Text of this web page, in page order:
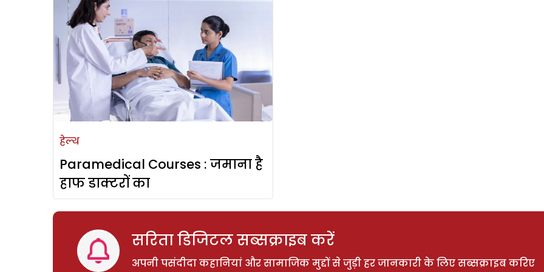
हेल्थ
Paramedical Courses : जमाना है
हाफ डाक्टरों का
सरिता डिजिटल सब्सक्राइब करें
अपनी पसंदीदा कहानियां और सामाजिक मुद्दों से जुड़ी हर जानकारी के लिए सब्सक्राइब करिए